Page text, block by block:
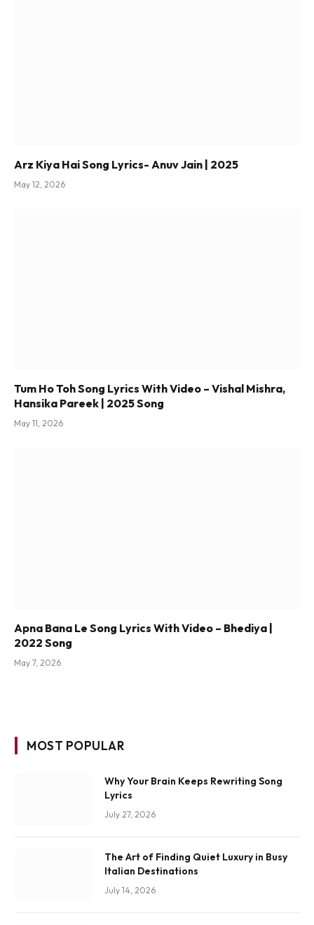
Arz Kiya Hai Song Lyrics- Anuv Jain | 2025
May 12, 2026
Tum Ho Toh Song Lyrics With Video – Vishal Mishra,
Hansika Pareek | 2025 Song
May 11, 2026
Apna Bana Le Song Lyrics With Video – Bhediya |
2022 Song
May 7, 2026
MOST POPULAR
Why Your Brain Keeps Rewriting Song
Lyrics
July 27, 2026
The Art of Finding Quiet Luxury in Busy
Italian Destinations
July 14, 2026